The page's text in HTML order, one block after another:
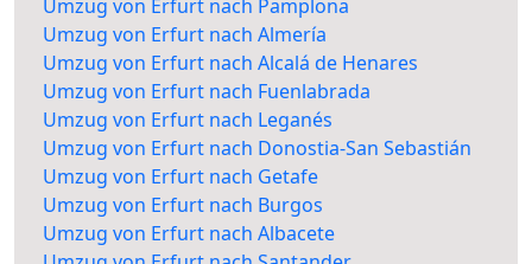
Umzug von Erfurt nach Pamplona
Umzug von Erfurt nach Almería
Umzug von Erfurt nach Alcalá de Henares
Umzug von Erfurt nach Fuenlabrada
Umzug von Erfurt nach Leganés
Umzug von Erfurt nach Donostia-San Sebastián
Umzug von Erfurt nach Getafe
Umzug von Erfurt nach Burgos
Umzug von Erfurt nach Albacete